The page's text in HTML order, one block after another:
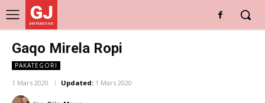
GJ
DRITARE E RE
Gaqo Mirela Ropi
PAKATEGORI
1 Mars 2020 Updated: 1 Mars 2020